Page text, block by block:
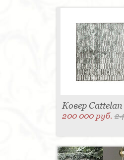
Ковер
200 000 руб.